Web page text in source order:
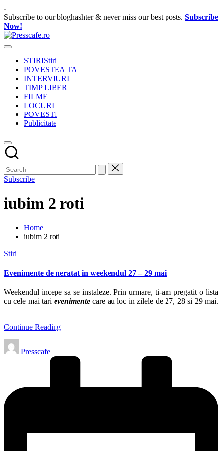
Skip
to
content
-
Subscribe to our bloghashter & never miss our best posts. Subscribe
Now!
Presscafe.ro
Cafeneau
urbaneSTIRIStiri
POVESTEA TA
INTERVIURI
TIMP LIBER
FILME
LOCURI
POVESTI
Publicitate
Subscribe
iubim 2 roti
Home
iubim 2 roti
Posted
Stiri
Evenimente de neratat in weekendul 27 – 29 mai
Weekendul incepe sa se instaleze. Prin urmare, ti-am pregatit o lista
cu cele mai tari evenimentecare au loc in zilele de 27, 28 si 29 mai.
Continue Reading
Posted
by
Presscafe